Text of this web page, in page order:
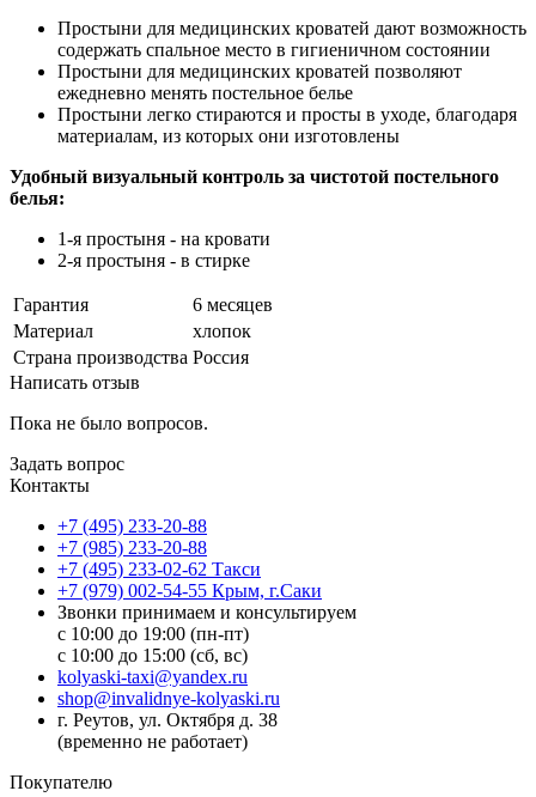
Простыни для медицинских кроватей дают возможность
содержать спальное место в гигиеничном состоянии
Простыни для медицинских кроватей позволяют
ежедневно менять постельное белье
Простыни легко стираются и просты в уходе, благодаря
материалам, из которых они изготовлены
Удобный визуальный контроль за чистотой постельного
белья:
1-я простыня - на кровати
2-я простыня - в стирке
Гарантия
6 месяцев
Материал
хлопок
Страна производства Россия
Написать отзыв
Пока не было вопросов.
Задать вопрос
Контакты
+7 (495) 233-20-88
+7 (985) 233-20-88
+7 (495) 233-02-62 Такси
+7 (979) 002-54-55 Крым, г.Саки
Звонки принимаем и консультируем
с 10:00 до 19:00 (пн-пт)
с 10:00 до 15:00 (сб, вс)
kolyaski-taxi@yandex.ru
shop@invalidnye-kolyaski.ru
г. Реутов, ул. Октября д. 38
(временно не работает)
Покупателю